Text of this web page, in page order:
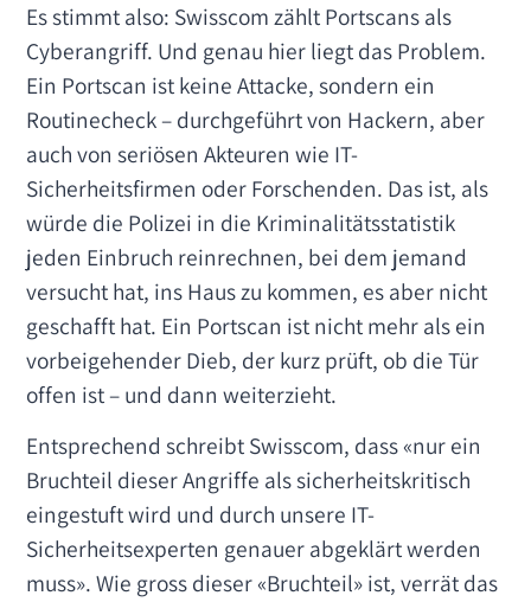
Es stimmt also: Swisscom zählt Portscans als
Cyberangriff. Und genau hier liegt das Problem.
Ein Portscan ist keine Attacke, sondern ein
Routinecheck – durchgeführt von Hackern, aber
auch von seriösen Akteuren wie IT-
Sicherheitsfirmen oder Forschenden. Das ist, als
würde die Polizei in die Kriminalitätsstatistik
jeden Einbruch reinrechnen, bei dem jemand
versucht hat, ins Haus zu kommen, es aber nicht
geschafft hat. Ein Portscan ist nicht mehr als ein
vorbeigehender Dieb, der kurz prüft, ob die Tür
offen ist – und dann weiterzieht.
Entsprechend schreibt Swisscom, dass «nur ein
Bruchteil dieser Angriffe als sicherheitskritisch
eingestuft wird und durch unsere IT-
Sicherheitsexperten genauer abgeklärt werden
muss». Wie gross dieser «Bruchteil» ist, verrät das